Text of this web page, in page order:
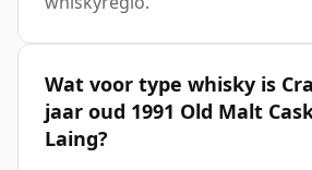
Wat voor type whisky is
jaar oud 1991 Old Malt
Laing?